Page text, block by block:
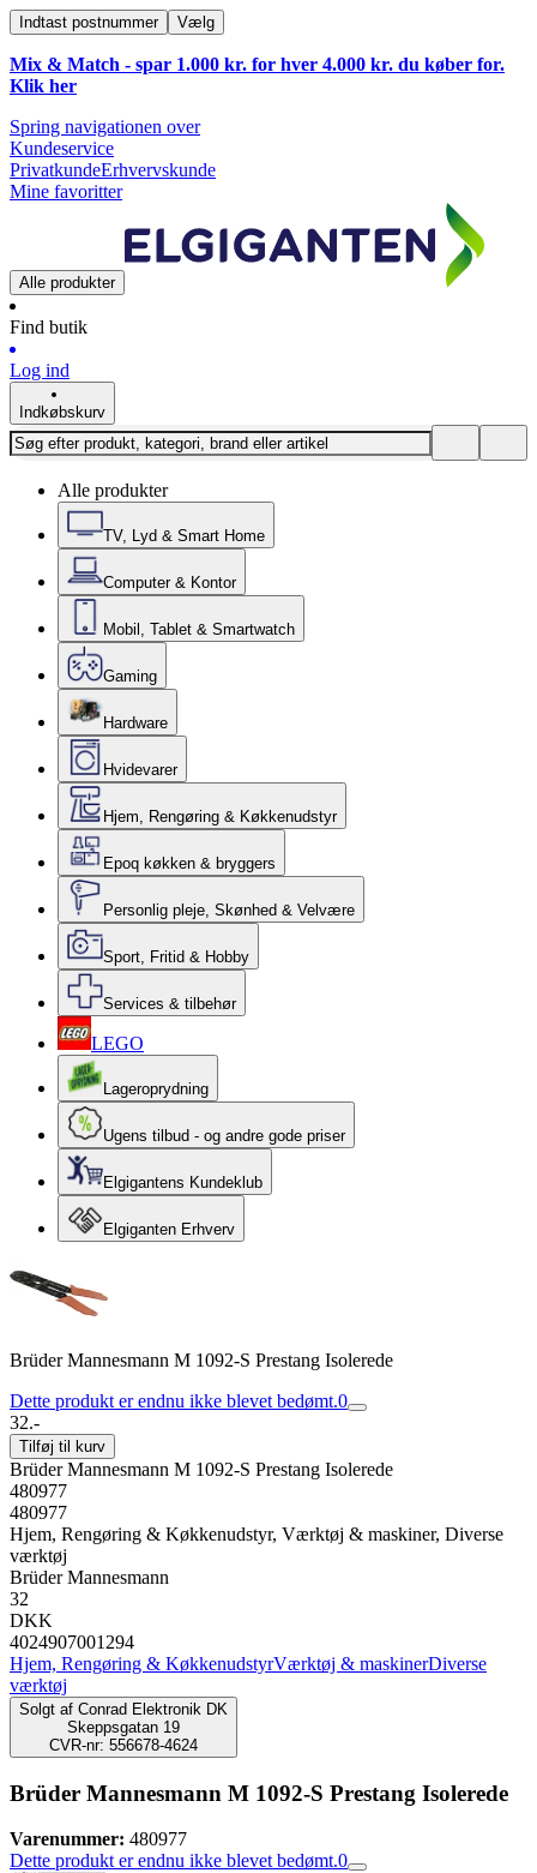
Indtast postnummer Vælg
Mix & Match - spar 1.000 kr. for hver 4.000 kr. du køber for.
Klik her
Spring navigationen over
Kundeservice
PrivatkundeErhvervskunde
Mine favoritter
Alle produkter
Find butik
Log ind
Indkøbskurv
Alle produkter
TV, Lyd & Smart Home
Computer & Kontor
Mobil, Tablet & Smartwatch
Gaming
Hardware
Hvidevarer
Hjem, Rengøring & Køkkenudstyr
Epoq køkken & bryggers
Personlig pleje, Skønhed & Velvære
Sport, Fritid & Hobby
Services & tilbehør
LEGO
Lageroprydning
Ugens tilbud - og andre gode priser
Elgigantens Kundeklub
Elgiganten Erhverv
Brüder Mannesmann M 1092-S Prestang Isolerede
Dette produkt er endnu ikke blevet bedømt.0
32.-
Tilføj til kurv
Brüder Mannesmann M 1092-S Prestang Isolerede
480977
480977
Hjem, Rengøring & Køkkenudstyr, Værktøj & maskiner, Diverse
værktøj
Brüder Mannesmann
32
DKK
4024907001294
Hjem, Rengøring & KøkkenudstyrVærktøj & maskinerDiverse
værktøj
Solgt af Conrad Elektronik DK
Skeppsgatan 19
CVR-nr: 556678-4624
Brüder Mannesmann M 1092-S Prestang Isolerede
Varenummer: 480977
Dette produkt er endnu ikke blevet bedømt.0